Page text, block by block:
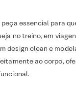
peça essencial para
no treino, em
design clean e
ao corpo,